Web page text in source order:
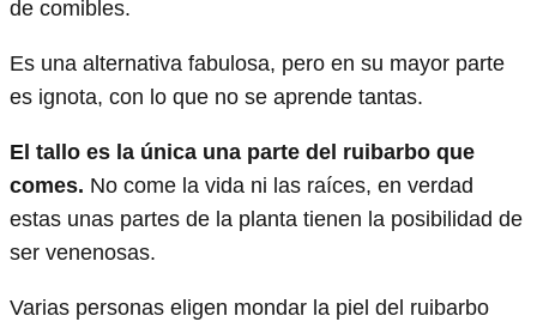
de comibles.
Es una alternativa fabulosa, pero en su mayor parte
es ignota, con lo que no se aprende tantas.
El tallo es la única una parte del ruibarbo que
comes. No come la vida ni las raíces, en verdad
estas unas partes de la planta tienen la posibilidad de
ser venenosas.
Varias personas eligen mondar la piel del ruibarbo